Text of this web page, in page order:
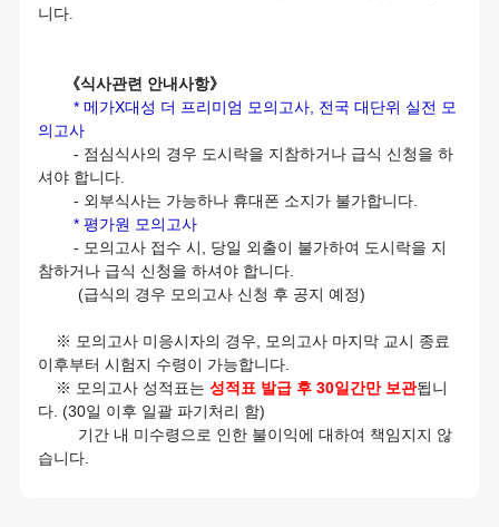
니다
《식사관련 안내사항》
* 메가X대성 더 프리미엄 모의고사, 전국 대단위 실전 모
의고사
- 점심식사의 경우 도시락을 지참하거나 급식 신청을 하
셔야 합니다.
- 외부식사는 가능하나 휴대폰 소지가 불가합니다.
* 평가원 모의고사
- 모의고사 접수 시, 당일 외출이 불가하여 도시락을 지
참하거나 급식 신청을 하셔야 합니다.
(급식의 경우 모의고사 신청 후 공지 예정)
※ 모의고사 미응시자의 경우, 모의고사 마지막 교시 종료
이후부터 시험지 수령이 가능합니다.
※ 모의고사 성적표는성적표 발급 후 30일간만 보관됩니
다. (30일 이후 일괄 파기처리 함)
기간 내 미수령으로 인한 불이익에 대하여 책임지지 않
습니다.